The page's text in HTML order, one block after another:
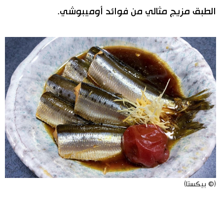
الطبق مزيج مثالي من فوائد أوميبوشي.
(© بيكستا)